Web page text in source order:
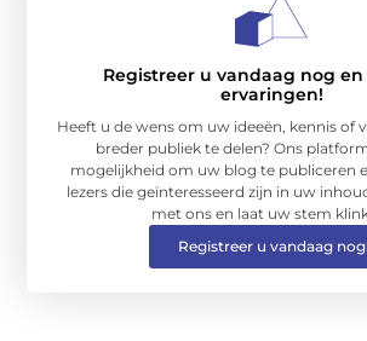
Registreer u vandaag nog
ervaringen!
Heeft u de wens om uw ideeën, kennis of
breder publiek te delen? Ons
mogelijkheid om uw blog te publiceren
lezers die geïnteresseerd zijn in uw
met ons en laat uw stem
Registreer u vandaag nog